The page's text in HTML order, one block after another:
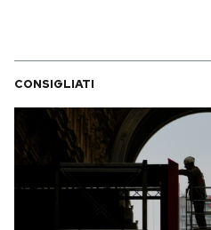
CONSIGLIATI